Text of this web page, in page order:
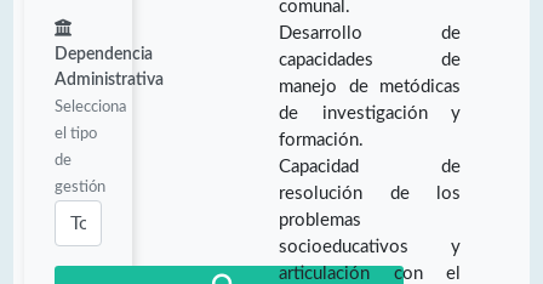
Dependencia
Administrativa
Selecciona
el tipo
de
gestión
comunal.
Desarrollo de
capacidades de
manejo de metódicas
de investigación y
formación.
Capacidad de
resolución de los
problemas
socioeducativos y
articulación con el